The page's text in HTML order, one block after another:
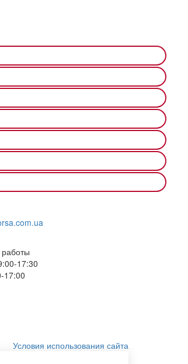
17:30
17:00
Условия использования сайта